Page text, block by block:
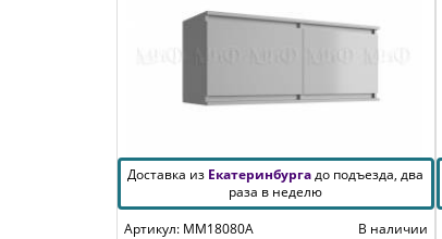
Доставка из Екатеринбургадо подъезда, два
раза в неделю
Артикул: MM18080A
В наличии